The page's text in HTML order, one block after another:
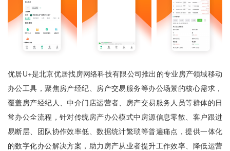
优居U+是北京优居找房网络科技有限公司推出的专业房产领域移动
办公工具，聚焦房产经纪、房产交易服务等办公场景的核心需求，
覆盖房产经纪人、中介门店运营者、房产交易服务人员等群体的日
常办公全流程，针对传统房产办公模式中房源信息零散、客户跟进
易断层、团队协作效率低、数据统计繁琐等普遍痛点，提供一体化
的数字化办公解决方案，助力房产从业者提升工作效率、降低运营